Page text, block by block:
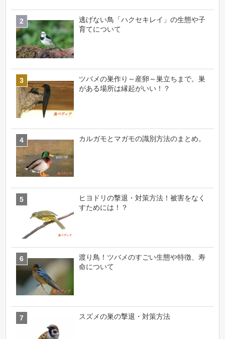
逃げない鳥「ハクセキレイ」の生態や子
育てについて
ツバメの巣作り～産卵～巣立ちまで。巣
がある場所は縁起がいい！？
カルガモとマガモの識別方法のまとめ。
ヒヨドリの撃退・対策方法！被害をなく
すためには！？
渡り鳥！ツバメのすごい生態や特徴、寿
命について
スズメの巣の撃退・対策方法